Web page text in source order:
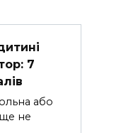
7
або
не